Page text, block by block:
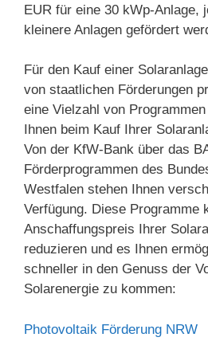
EUR für eine 30 kWp-Anlage,
kleinere Anlagen gefördert
Für den Kauf einer
von staatlichen Förderungen
eine Vielzahl von
Ihnen beim Kauf Ihrer
Von der KfW-Bank über das
Förderprogrammen des
Westfalen stehen Ihnen
Verfügung. Diese Programme
Anschaffungspreis Ihrer
reduzieren und es Ihnen
schneller in den Genuss der
Solarenergie zu kommen:
Photovoltaik Förderung NRW